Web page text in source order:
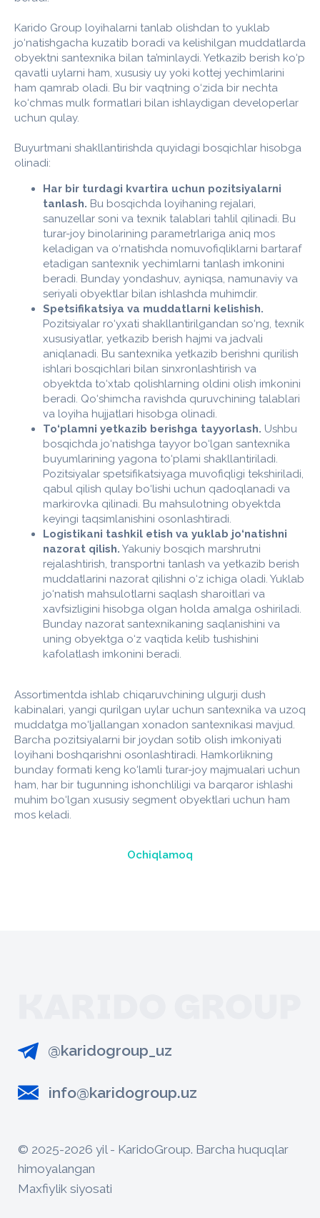
Karido Group loyihalarni tanlab olishdan to yuklab
jo‘natishgacha kuzatib boradi va kelishilgan muddatlarda
obyektni santexnika bilan ta’minlaydi. Yetkazib berish ko‘p
qavatli uylarni ham, xususiy uy yoki kottej yechimlarini
ham qamrab oladi. Bu bir vaqtning o‘zida bir nechta
ko‘chmas mulk formatlari bilan ishlaydigan developerlar
uchun qulay.
Buyurtmani shakllantirishda quyidagi bosqichlar hisobga
olinadi:
Har bir turdagi kvartira uchun pozitsiyalarni
tanlash. Bu bosqichda loyihaning rejalari,
sanuzellar soni va texnik talablari tahlil qilinadi. Bu
turar-joy binolarining parametrlariga aniq mos
keladigan va o‘rnatishda nomuvofiqliklarni bartaraf
etadigan santexnik yechimlarni tanlash imkonini
beradi. Bunday yondashuv, ayniqsa, namunaviy va
seriyali obyektlar bilan ishlashda muhimdir.
Spetsifikatsiya va muddatlarni kelishish.
Pozitsiyalar ro‘yxati shakllantirilgandan so‘ng, texnik
xususiyatlar, yetkazib berish hajmi va jadvali
aniqlanadi. Bu santexnika yetkazib berishni qurilish
ishlari bosqichlari bilan sinxronlashtirish va
obyektda to‘xtab qolishlarning oldini olish imkonini
beradi. Qo‘shimcha ravishda quruvchining talablari
va loyiha hujjatlari hisobga olinadi.
To‘plamni yetkazib berishga tayyorlash. Ushbu
bosqichda jo‘natishga tayyor bo‘lgan santexnika
buyumlarining yagona to‘plami shakllantiriladi.
Pozitsiyalar spetsifikatsiyaga muvofiqligi tekshiriladi,
qabul qilish qulay bo‘lishi uchun qadoqlanadi va
markirovka qilinadi. Bu mahsulotning obyektda
keyingi taqsimlanishini osonlashtiradi.
Logistikani tashkil etish va yuklab jo‘natishni
nazorat qilish. Yakuniy bosqich marshrutni
rejalashtirish, transportni tanlash va yetkazib berish
muddatlarini nazorat qilishni o‘z ichiga oladi. Yuklab
jo‘natish mahsulotlarni saqlash sharoitlari va
xavfsizligini hisobga olgan holda amalga oshiriladi.
Bunday nazorat santexnikaning saqlanishini va
uning obyektga o‘z vaqtida kelib tushishini
kafolatlash imkonini beradi.
Assortimentda ishlab chiqaruvchining ulgurji dush
kabinalari, yangi qurilgan uylar uchun santexnika va uzoq
muddatga mo‘ljallangan xonadon santexnikasi mavjud.
Barcha pozitsiyalarni bir joydan sotib olish imkoniyati
loyihani boshqarishni osonlashtiradi. Hamkorlikning
bunday formati keng ko‘lamli turar-joy majmualari uchun
ham, har bir tugunning ishonchliligi va barqaror ishlashi
muhim bo‘lgan xususiy segment obyektlari uchun ham
mos keladi.
Ochiqlamoq